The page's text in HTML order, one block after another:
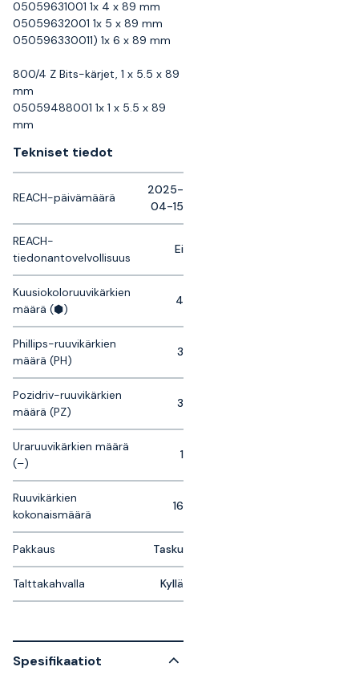
05059631001 1x 4 x 89 mm
05059632001 1x 5 x 89 mm
050596330011) 1x 6 x 89 mm
800/4 Z Bits-kärjet, 1 x 5.5 x 89
mm
05059488001 1x 1 x 5.5 x 89
mm
Tekniset tiedot
REACH-päivämäärä
2025-
04-15
REACH-
tiedonantovelvollisuus
Ei
Kuusiokoloruuvikärkien
määrä (⬢)
4
Phillips-ruuvikärkien
määrä (PH)
3
Pozidriv-ruuvikärkien
määrä (PZ)
3
Uraruuvikärkien määrä
(–)
1
Ruuvikärkien
kokonaismäärä
16
Pakkaus Tasku
Talttakahvalla Kyllä
Spesifikaatiot